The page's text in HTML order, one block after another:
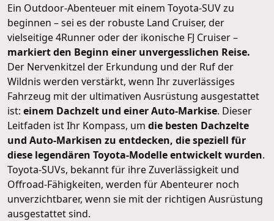
Ein Outdoor-Abenteuer mit einem Toyota-SUV zu
beginnen – sei es der robuste Land Cruiser, der
vielseitige 4Runner oder der ikonische FJ Cruiser –
markiert den Beginn einer unvergesslichen Reise.
Der Nervenkitzel der Erkundung und der Ruf der
Wildnis werden verstärkt, wenn Ihr zuverlässiges
Fahrzeug mit der ultimativen Ausrüstung ausgestattet
ist: einem Dachzelt und einer Auto-Markise. Dieser
Leitfaden ist Ihr Kompass, um die besten Dachzelte
und Auto-Markisen zu entdecken, die speziell für
diese legendären Toyota-Modelle entwickelt wurden.
Toyota-SUVs, bekannt für ihre Zuverlässigkeit und
Offroad-Fähigkeiten, werden für Abenteurer noch
unverzichtbarer, wenn sie mit der richtigen Ausrüstung
ausgestattet sind.